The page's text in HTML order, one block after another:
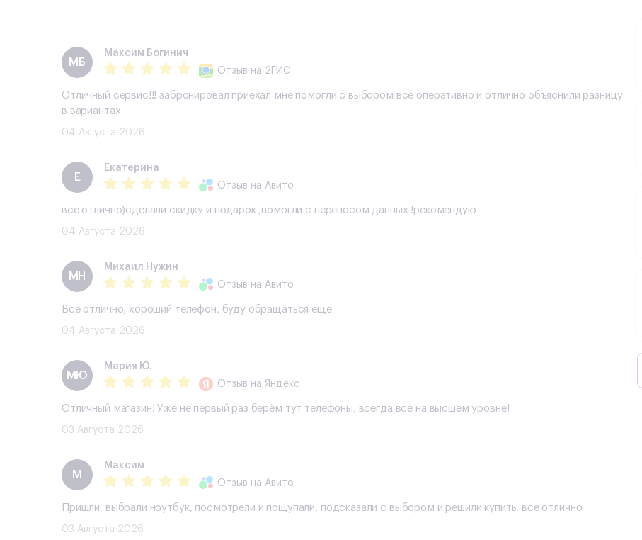
МБ
Максим Богинич
Отзыв на 2ГИС
Отличный сервис!!! забронировал приехал мне помогли с выбором все оперативно и отлично объяснили разницу
в вариантах
04 Августа 2026
Е
Екатерина
Отзыв на Авито
все отлично)сделали скидку и подарок ,помогли с переносом данных !рекомендую
04 Августа 2026
МН
Михаил Нужин
Отзыв на Авито
Все отлично, хороший телефон, буду обращаться еще
04 Августа 2026
МЮ
Мария Ю.
Отзыв на Яндекс
Отличный магазин! Уже не первый раз берём тут телефоны, всегда все на высшем уровне!
03 Августа 2026
М
Максим
Отзыв на Авито
Пришли, выбрали ноутбук, посмотрели и пощупали, подсказали с выбором и решили купить, все отлично
03 Августа 2026